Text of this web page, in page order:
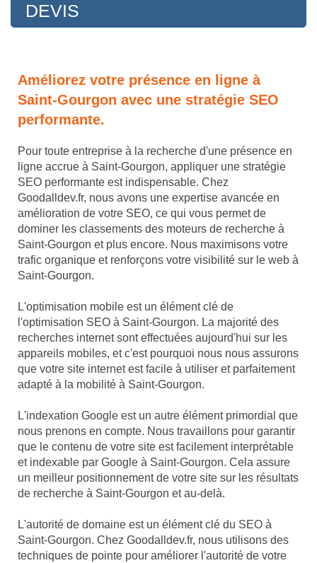
DEVIS
Améliorez votre présence en ligne à
Saint-Gourgon avec une stratégie SEO
performante.
Pour toute entreprise à la recherche d'une présence en
ligne accrue à Saint-Gourgon, appliquer une stratégie
SEO performante est indispensable. Chez
Goodalldev.fr, nous avons une expertise avancée en
amélioration de votre SEO, ce qui vous permet de
dominer les classements des moteurs de recherche à
Saint-Gourgon et plus encore. Nous maximisons votre
trafic organique et renforçons votre visibilité sur le web à
Saint-Gourgon.
L'optimisation mobile est un élément clé de
l'optimisation SEO à Saint-Gourgon. La majorité des
recherches internet sont effectuées aujourd'hui sur les
appareils mobiles, et c'est pourquoi nous nous assurons
que votre site internet est facile à utiliser et parfaitement
adapté à la mobilité à Saint-Gourgon.
L'indexation Google est un autre élément primordial que
nous prenons en compte. Nous travaillons pour garantir
que le contenu de votre site est facilement interprétable
et indexable par Google à Saint-Gourgon. Cela assure
un meilleur positionnement de votre site sur les résultats
de recherche à Saint-Gourgon et au-delà.
L'autorité de domaine est un élément clé du SEO à
Saint-Gourgon. Chez Goodalldev.fr, nous utilisons des
techniques de pointe pour améliorer l'autorité de votre